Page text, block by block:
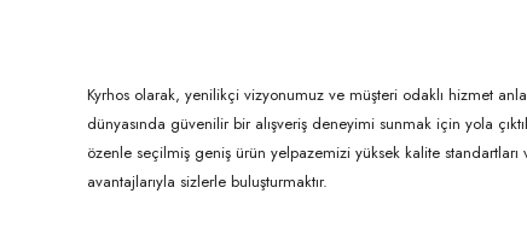
Kyrhos olarak, yenilikçi vizyonumuz ve müşteri odaklı hizmet
dünyasında güvenilir bir alışveriş deneyimi sunmak için yola
özenle seçilmiş geniş ürün yelpazemizi yüksek kalite standartları
avantajlarıyla sizlerle buluşturmaktır.